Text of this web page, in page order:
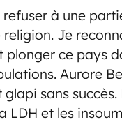
à une
Je
ce pays
Aurore
sans
LDH et les